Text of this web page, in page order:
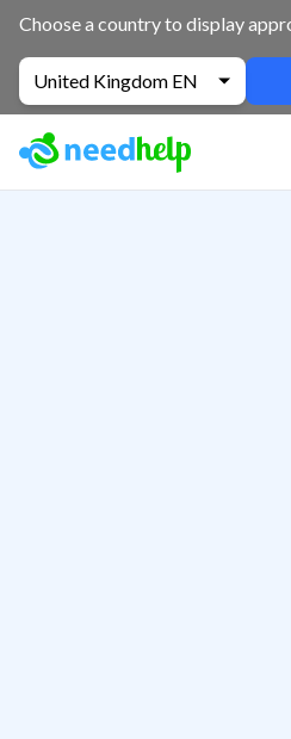
Choose a country to display
United Kingdom EN